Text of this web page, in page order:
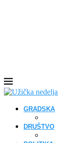
GRADSKA
DRUŠTVO